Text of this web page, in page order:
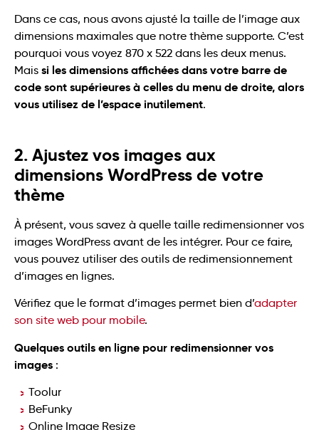
Dans ce cas, nous avons ajusté la taille de l’image aux
dimensions maximales que notre thème supporte. C’est
pourquoi vous voyez 870 x 522 dans les deux menus.
Mais si les dimensions affichées dans votre barre de
code sont supérieures à celles du menu de droite, alors
vous utilisez de l’espace inutilement.
2. Ajustez vos images aux
dimensions WordPress de votre
thème
À présent, vous savez à quelle taille redimensionner vos
images WordPress avant de les intégrer. Pour ce faire,
vous pouvez utiliser des outils de redimensionnement
d’images en lignes.
Vérifiez que le format d’images permet bien d’adapter
son site web pour mobile.
Quelques outils en ligne pour redimensionner vos
images :
Toolur
BeFunky
Online Image Resize